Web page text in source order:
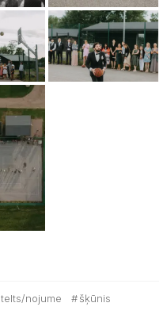
telts/nojume
šķūnis